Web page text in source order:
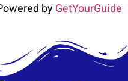
byGetYourGuide